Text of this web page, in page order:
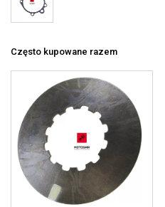
Często kupowane razem